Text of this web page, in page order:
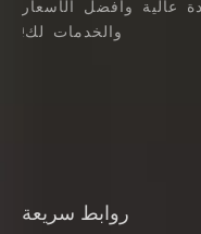
عالية وأفضل الأسعار
والخدمات لك!
روابط سريعة